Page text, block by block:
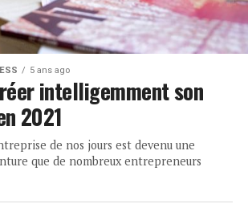
5 ans ago
intelligemment son
2021
de nos jours est devenu une
que de nombreux entrepreneurs